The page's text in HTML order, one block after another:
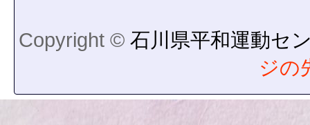
Copyright © 石川県平和運動セ
ジの